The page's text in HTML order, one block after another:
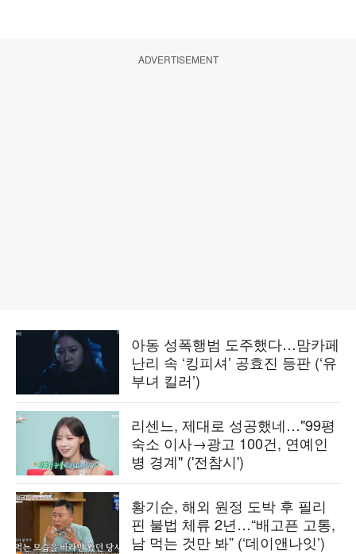
ADVERTISEMENT
아동 성폭행범 도주했다…맘카페
난리 속 ‘킹피셔’ 공효진 등판 (‘유
부녀 킬러’)
리센느, 제대로 성공했네…"99평
숙소 이사→광고 100건, 연예인
병 경계" ('전참시')
황기순, 해외 원정 도박 후 필리
핀 불법 체류 2년…“배고픈 고통,
남 먹는 것만 봐” (‘데이앤나잇’)